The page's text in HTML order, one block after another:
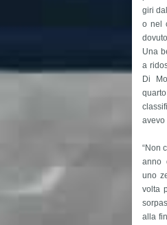
giri
o nel
Una
a
Di
avevo
“Non
anno
uno
volta
alla